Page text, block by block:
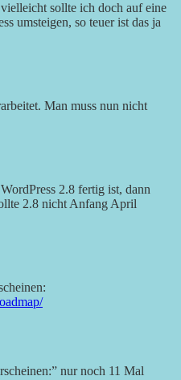
sollte ich doch auf eine
umsteigen, so teuer ist das ja
Man muss nun nicht
2.8 fertig ist, dann
2.8 nicht Anfang April
nur noch 11 Mal